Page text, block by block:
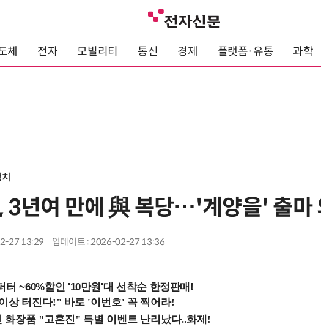
체 전자 모빌리티 통신 경제 플랫폼·유통 과학
3년여 만에 與 복당…'계양을' 출마
27 13:29 업데이트 : 2026-02-27 13:36
터 ~60%할인 '10만원'대 선착순 한정판매!